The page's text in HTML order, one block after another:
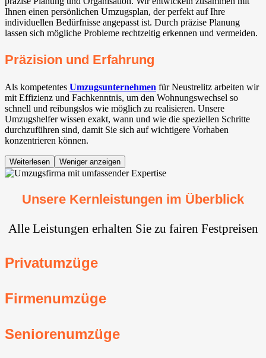
Ihnen einen persönlichen Umzugsplan, der perfekt auf Ihre
individuellen Bedürfnisse angepasst ist. Durch präzise Planung
lassen sich mögliche Probleme rechtzeitig erkennen und vermeiden.
Präzision und Erfahrung
Als kompetentes Umzugsunternehmen für Neustrelitz arbeiten wir
mit Effizienz und Fachkenntnis, um den Wohnungswechsel so
schnell und reibungslos wie möglich zu realisieren. Unsere
Umzugshelfer wissen exakt, wann und wie die speziellen Schritte
durchzuführen sind, damit Sie sich auf wichtigere Vorhaben
konzentrieren können.
Weiterlesen Weniger anzeigen
Unsere Kernleistungen im Überblick
Alle Leistungen erhalten Sie zu fairen Festpreisen
Privatumzüge
Firmenumzüge
Seniorenumzüge